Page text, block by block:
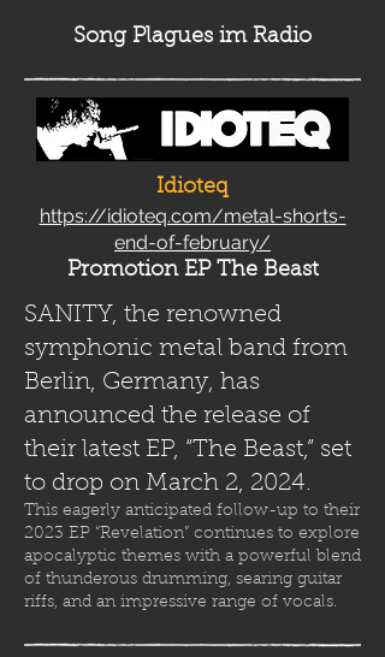
Song Plagues im Radio
Idioteq
https://idioteq.com/metal-shorts-
end-of-february/
Promotion EP The Beast
SANITY, the renowned
symphonic metal band from
Berlin, Germany, has
announced the release of
their latest EP, “The Beast,” set
to drop on March 2, 2024.
This eagerly anticipated follow-up to their
2023 EP “Revelation” continues to explore
apocalyptic themes with a powerful blend
of thunderous drumming, searing guitar
riffs, and an impressive range of vocals.